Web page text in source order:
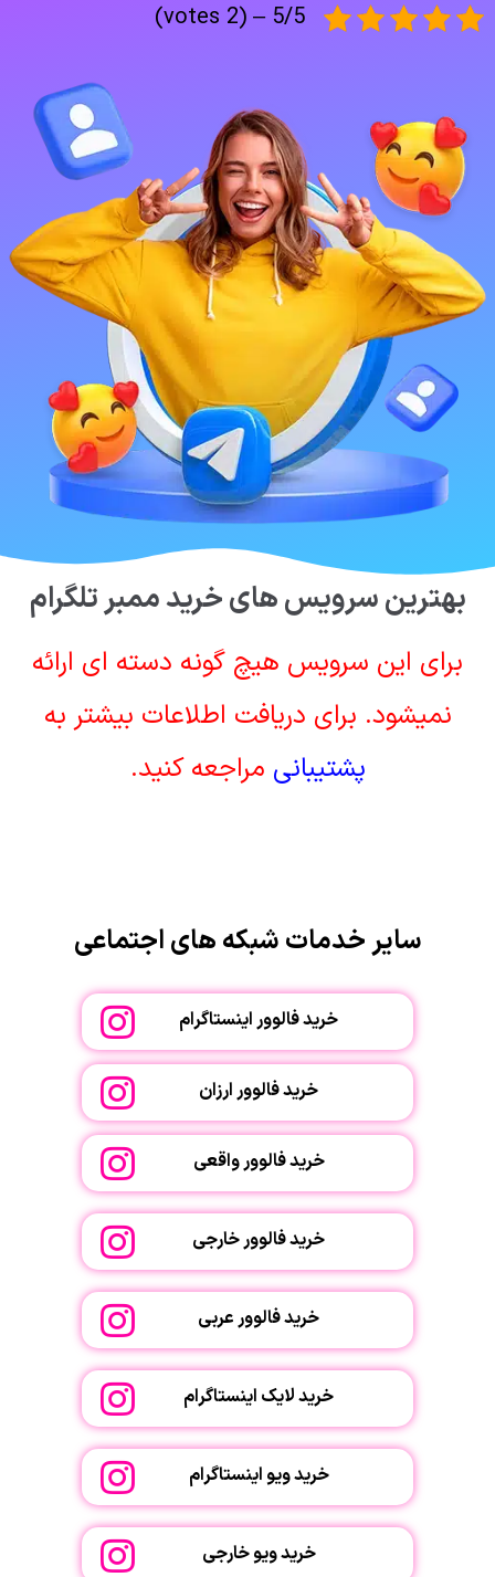
5/5 – (2 votes)
بهترین سرویس های خرید ممبر تلگرام
برای این سرویس هیچ گونه دسته ای ارائه
نمیشود. برای دریافت اطلاعات بیشتر به
پشتیبانی مراجعه کنید.
سایر خدمات شبکه های اجتماعی
خرید فالوور اینستاگرام
خرید فالوور ارزان
خرید فالوور واقعی
خرید فالوور خارجی
خرید فالوور عربی
خرید لایک اینستاگرام
خرید ویو اینستاگرام
خرید ویو خارجی